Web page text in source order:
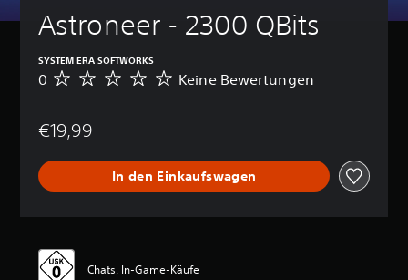
Astroneer - 2300 QBits
SYSTEM ERA SOFTWORKS
K
n
B
e
w
u
0 Keine Bewertungen
€19,99
In den Einkaufswagen
Chats, In-Game-Käufe